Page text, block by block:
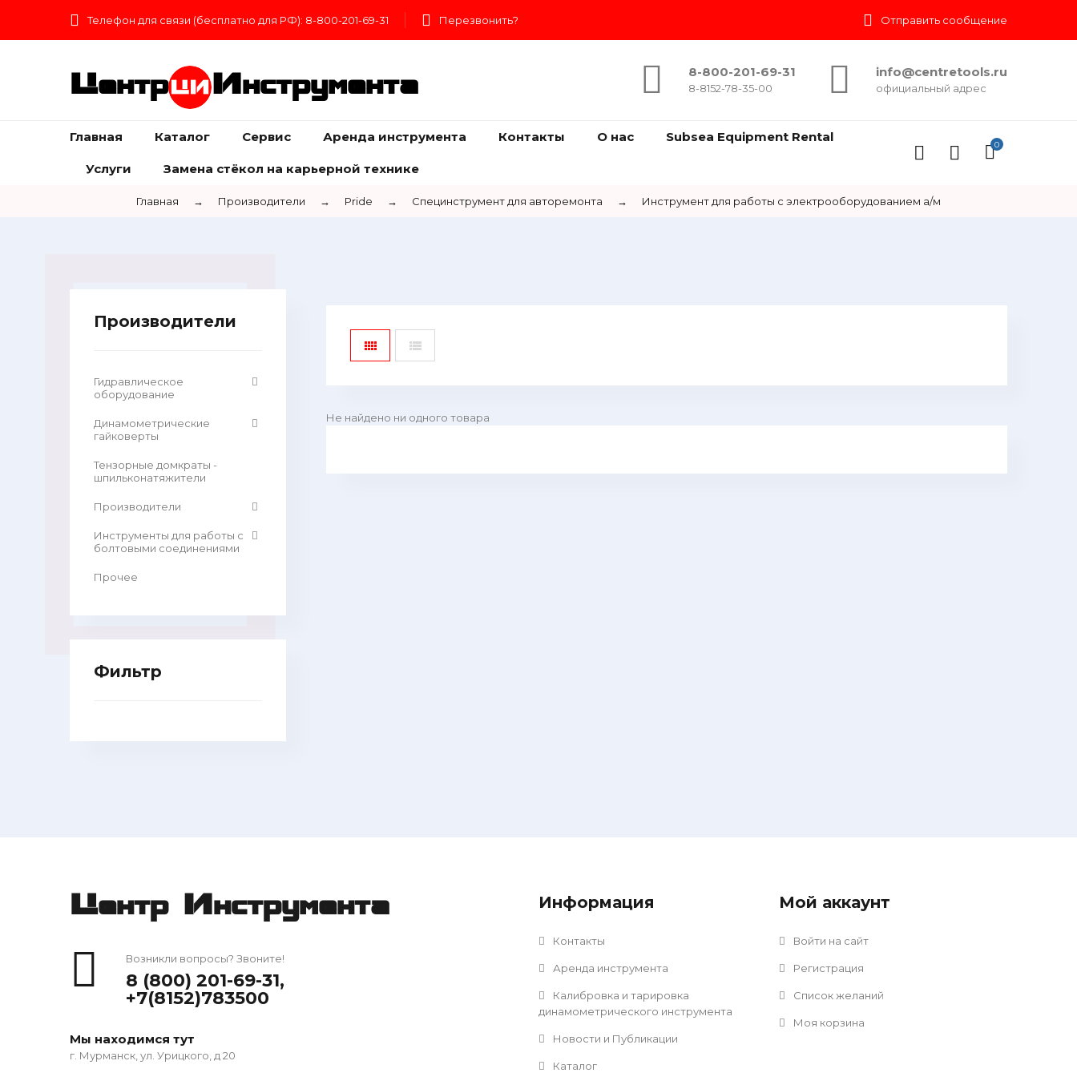
Телефон для связи (бесплатно для РФ): 8-800-201-69-31 Перезвонить? Отправить сообщение
Центр Инструмента
8-800-201-69-31
8-8152-78-35-00
info@centretools.ru
официальный адрес
Главная Каталог Сервис Аренда инструмента Контакты О нас Subsea Equipment Rental
Услуги Замена стёкол на карьерной технике
0
Главная → Производители → Pride → Специнструмент для авторемонта → Инструмент для работы с электрооборудованием а/м
Не найдено ни одного товара
Производители
Гидравлическое
оборудование
Динамометрические
гайковерты
Тензорные домкраты -
шпильконатяжители
Производители
Инструменты для работы с
болтовыми соединениями
Прочее
Фильтр
Центр Инструмента
Возникли вопросы? Звоните!
8 (800) 201-69-31,
+7(8152)783500
Мы находимся тут
г. Мурманск, ул. Урицкого, д 20
Информация
Контакты
Аренда инструмента
Калибровка и тарировка
динамометрического инструмента
Новости и Публикации
Каталог
Мой аккаунт
Войти на сайт
Регистрация
Список желаний
Моя корзина